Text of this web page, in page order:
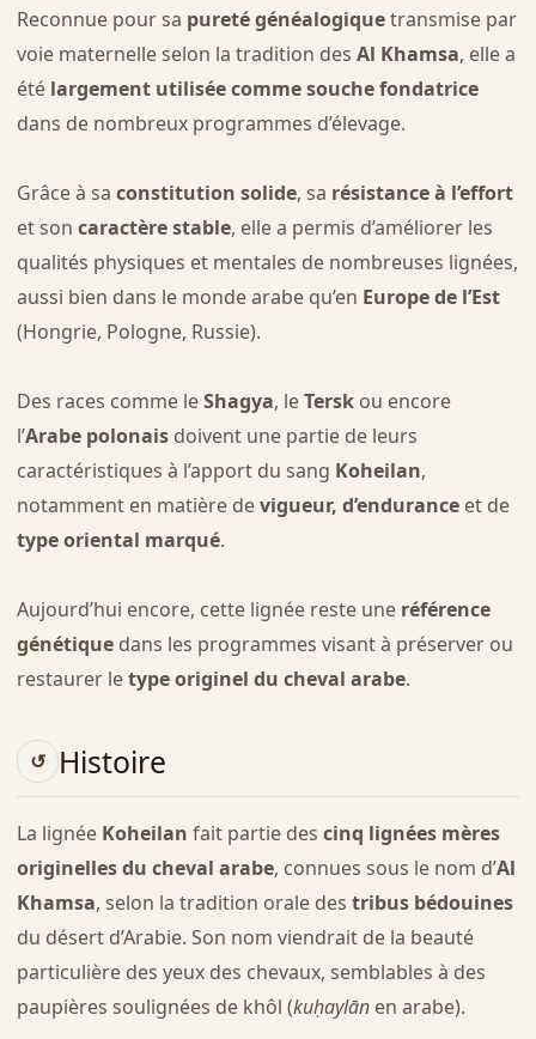
Reconnue pour sa pureté généalogiquetransmise par
voie maternelle selon la tradition des Al Khamsa, elle a
été largement utilisée comme souche fondatrice
dans de nombreux programmes d’élevage.
Grâce à sa constitution solide, sa résistance à l’effort
et son caractère stable, elle a permis d’améliorer les
qualités physiques et mentales de nombreuses lignées,
aussi bien dans le monde arabe qu’en Europe de l’Est
(Hongrie, Pologne, Russie).
Des races comme leShagya, leTerskou encore
l’Arabe polonaisdoivent une partie de leurs
caractéristiques à l’apport du sang Koheilan,
notamment en matière devigueur, d’enduranceet de
type oriental marqué.
Aujourd’hui encore, cette lignée reste une référence
génétiquedans les programmes visant à préserver ou
restaurer letype originel du cheval arabe.
Histoire
La lignée Koheilan fait partie des cinq lignées mères
originelles du cheval arabe, connues sous le nom d’Al
Khamsa, selon la tradition orale des tribus bédouines
du désert d’Arabie. Son nom viendrait de la beauté
particulière des yeux des chevaux, semblables à des
paupières soulignées de khôl (kuḥaylānen arabe).